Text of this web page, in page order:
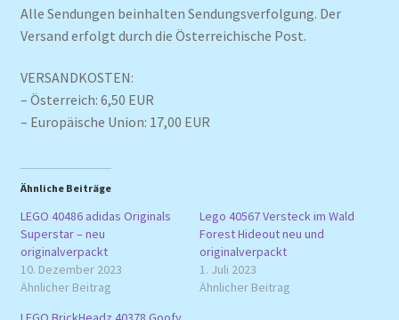
Alle Sendungen beinhalten Sendungsverfolgung. Der
Versand erfolgt durch die Österreichische Post.
VERSANDKOSTEN:
– Österreich: 6,50 EUR
– Europäische Union: 17,00 EUR
Ähnliche Beiträge
LEGO 40486 adidas Originals
Superstar – neu
originalverpackt
10. Dezember 2023
Ähnlicher Beitrag
Lego 40567 Versteck im Wald
Forest Hideout neu und
originalverpackt
1. Juli 2023
Ähnlicher Beitrag